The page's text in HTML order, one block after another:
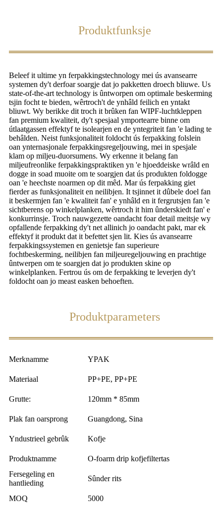
Produktfunksje
Beleef it ultime yn ferpakkingstechnology mei ús avansearre
systemen dy't derfoar soargje dat jo pakketten droech bliuwe. Us
state-of-the-art technology is ûntworpen om optimale beskerming
tsjin focht te bieden, wêrtroch't de ynhâld feilich en yntakt
bliuwt. Wy berikke dit troch it brûken fan WIPF-luchtkleppen
fan premium kwaliteit, dy't spesjaal ymportearre binne om
útlaatgassen effektyf te isolearjen en de yntegriteit fan 'e lading te
behâlden. Neist funksjonaliteit foldocht ús ferpakking folslein
oan ynternasjonale ferpakkingsregeljouwing, mei in spesjale
klam op miljeu-duorsumens. Wy erkenne it belang fan
miljeufreonlike ferpakkingspraktiken yn 'e hjoeddeiske wrâld en
dogge in soad muoite om te soargjen dat ús produkten foldogge
oan 'e heechste noarmen op dit mêd. Mar ús ferpakking giet
fierder as funksjonaliteit en neilibjen. It tsjinnet it dûbele doel fan
it beskermjen fan 'e kwaliteit fan' e ynhâld en it fergrutsjen fan 'e
sichtberens op winkelplanken, wêrtroch it him ûnderskiedt fan' e
konkurrinsje. Troch nauwgezette oandacht foar detail meitsje wy
opfallende ferpakking dy't net allinich jo oandacht pakt, mar ek
effektyf it produkt dat it befettet sjen lit. Kies ús avansearre
ferpakkingssystemen en genietsje fan superieure
fochtbeskerming, neilibjen fan miljeuregeljouwing en prachtige
ûntwerpen om te soargjen dat jo produkten skine op
winkelplanken. Fertrou ús om de ferpakking te leverjen dy't
foldocht oan jo meast easken behoeften.
Produktparameters
Merknamme YPAK
Materiaal PP+PE, PP+PE
Grutte: 120mm * 85mm
Plak fan oarsprong Guangdong, Sina
Yndustrieel gebrûk Kofje
Produktnamme
O-foarm drip kofjefiltertas
Fersegeling en
hantlieding
Sûnder rits
MOQ 5000